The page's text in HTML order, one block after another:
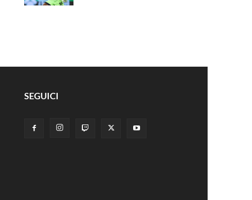
SEGUICI